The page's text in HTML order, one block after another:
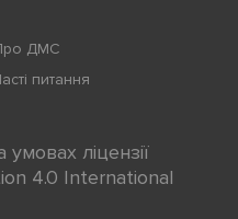
ДМС
питання
умовах ліцензії
4.0 International